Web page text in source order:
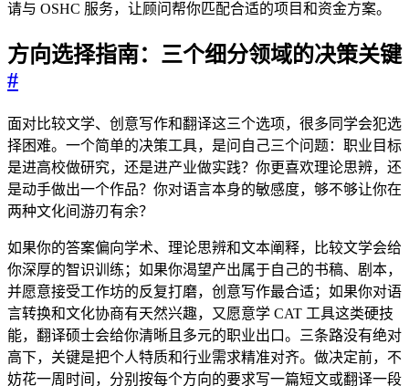
请与 OSHC 服务，让顾问帮你匹配合适的项目和资金方案。
方向选择指南：三个细分领域的决策关键
#
面对比较文学、创意写作和翻译这三个选项，很多同学会犯选
择困难。一个简单的决策工具，是问自己三个问题：职业目标
是进高校做研究，还是进产业做实践？你更喜欢理论思辨，还
是动手做出一个作品？你对语言本身的敏感度，够不够让你在
两种文化间游刃有余？
如果你的答案偏向学术、理论思辨和文本阐释，比较文学会给
你深厚的智识训练；如果你渴望产出属于自己的书稿、剧本，
并愿意接受工作坊的反复打磨，创意写作最合适；如果你对语
言转换和文化协商有天然兴趣，又愿意学 CAT 工具这类硬技
能，翻译硕士会给你清晰且多元的职业出口。三条路没有绝对
高下，关键是把个人特质和行业需求精准对齐。做决定前，不
妨花一周时间，分别按每个方向的要求写一篇短文或翻译一段